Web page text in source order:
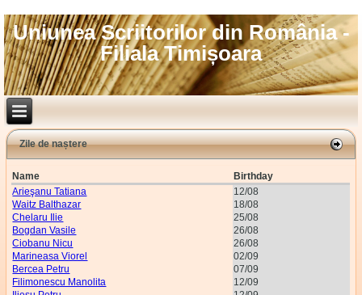
Uniunea Scriitorilor din România -
Filiala Timișoara
Zile de naștere
Name
Birthday
Arieşanu Tatiana
12/08
Waitz Balthazar
18/08
Chelaru Ilie
25/08
Bogdan Vasile
26/08
Ciobanu Nicu
26/08
Marineasa Viorel
02/09
Bercea Petru
07/09
Filimonescu Manolita
12/09